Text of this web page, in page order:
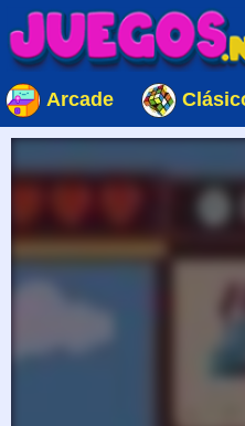
Arcade